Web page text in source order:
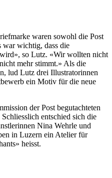
waren sowohl die Post
wichtig, dass die
so Lutz. «Wir wollten nicht
mehr stimmt.» Als die
lud Lutz drei Illustratorinnen
ein Motiv für die neue
der Post begutachteten
entschied sich die
Nina Wehrle und
in Luzern ein Atelier für
heisst.